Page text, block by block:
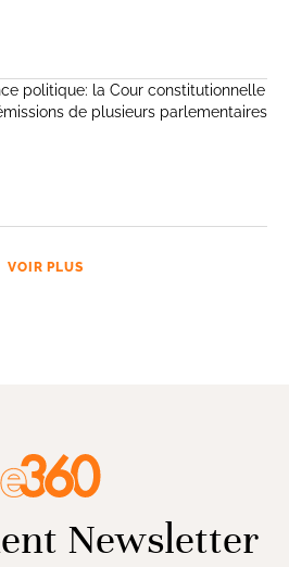
politique: la Cour constitutionnelle
de plusieurs parlementaires
VOIR PLUS
Newsletter